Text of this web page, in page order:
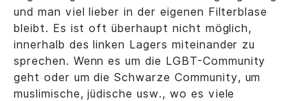
und man viel lieber in der eigenen Filterblase
bleibt. Es ist oft überhaupt nicht möglich,
innerhalb des linken Lagers miteinander zu
sprechen. Wenn es um die LGBT-Community
geht oder um die Schwarze Community, um
muslimische, jüdische usw., wo es viele